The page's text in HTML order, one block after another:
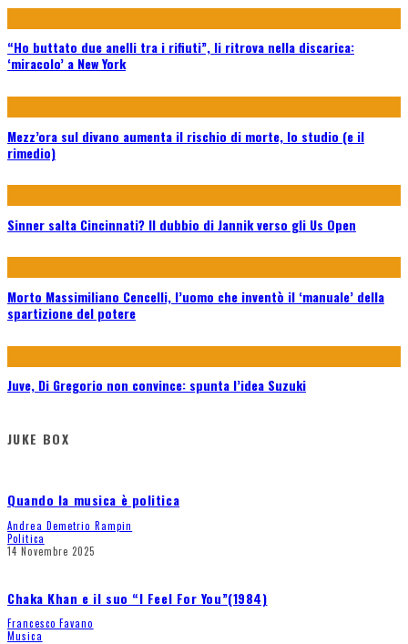
“Ho buttato due anelli tra i rifiuti”, li ritrova nella discarica:
‘miracolo’ a New York
Mezz’ora sul divano aumenta il rischio di morte, lo studio (e il
rimedio)
Sinner salta Cincinnati? Il dubbio di Jannik verso gli Us Open
Morto Massimiliano Cencelli, l’uomo che inventò il ‘manuale’ della
spartizione del potere
Juve, Di Gregorio non convince: spunta l’idea Suzuki
JUKE BOX
Quando la musica è politica
Andrea Demetrio Rampin
Politica
14 Novembre 2025
Chaka Khan e il suo “I Feel For You”(1984)
Francesco Favano
Musica